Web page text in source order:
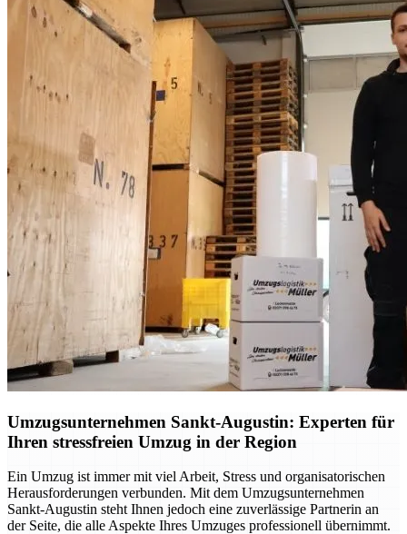
Umzugsunternehmen Sankt-Augustin: Experten für
Ihren stressfreien Umzug in der Region
Ein Umzug ist immer mit viel Arbeit, Stress und organisatorischen
Herausforderungen verbunden. Mit dem Umzugsunternehmen
Sankt-Augustin steht Ihnen jedoch eine zuverlässige Partnerin an
der Seite, die alle Aspekte Ihres Umzuges professionell übernimmt.